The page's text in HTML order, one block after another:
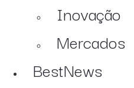
Inovação
Mercados
BestNews